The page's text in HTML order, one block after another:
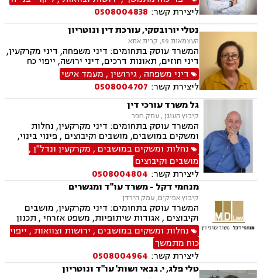
ייפוי כוח מתמשך, דיני עבודה, מגשר ובורר
ליצירת קשר: 0508004838
נטלי יורובסקי, עורכת דין ונוטריון
העצמאות 59, קרית אתא
המשרד עוסק בתחומים: דיני משפחה, דיני מקרקעין,
דיני חוזים, תאונות דרכים, דיני ירושה, ייפוי כח
מתמשך, אפוטרופסות, מזונות , משמורת , ייצוג מול
משרד הפנים בעניין אזרחות ותושבות קבע, התרת
נישואין, אבהות , לרבות טיפול בעניין האבהות בנוהל
חו"ל, עריכת הסכמי יחסי ממון ו/או הסכמי חיים
משותפים ואישורם בבתי משפט ו/או כנוטריון ,גישור,
, ייצוג בבתי משפט ,עריכת צוואות וטיפול בעניין צו
ירושה וצו קיום צוואה ,חוות דעת בדין רוסי
ואוקראיני, שירותי נוטריון_, טיפול בעסקאות
מקרקעין, רישום בטאבו.
דיני משפחה ,גירושין, מעמד אישי
ליצירת קשר: 0508004707
גל משרד עורכי דין
קיבוץ העוגן , עמק חפר
המשרד עוסק בתחומים: דיני מקרקעין, נחלות
ומשקים במושבים, מושבים וקיבוצים , פינוי בינוי,
תמ"א 38, עסקאות מכר דירה, רשות מקרקעי ישראל,
השקעות בחו"ל, קבוצות רכישה, נדל"ן, מגרשים
לבניה , רישום קבלנים, נדל"ן ביהודה ושומרון, מיסוי
נדל"ן, נוטריון, מגשרים
נחלות ומשקים במושבים , מקרקעין ונדל"ן,
מושבים וקיבוצים
ליצירת קשר: 0508004804
מנחמי דקל - משרד עו"ד ומגשרים
קיבוץ אפיקים, עמק הירדן
המשרד עוסק בתחומים: דיני מקרקעין, מושבים
וקיבוצים , אגודות שיתופיות, משפט אזרחי , תכנון
ובניה, ירושות וצוואות, ייפוי כוח מתמשך, מסחר
בינלאומי, בתים משותפים, דיני עבודה, דיני חברות,
חדלות פרעון, ליווי עסקי, נזיקין, נזקי גוף, חקלאי-
עסקי, מגשרים.
נחלות ומשקים במושבים , ירושות וצוואות , ייפוי
כוח מתמשך
ליצירת קשר: 0508004964
טלי פלג, י. גבאי ושות' עו"ד ונוטריון